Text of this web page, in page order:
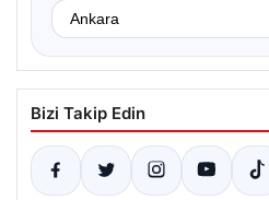
Bizi Takip Edin